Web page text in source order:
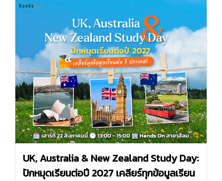
UK, Australia & New Zealand Study Day:
ปักหมุดเรียนต่อปี 2027 เคลียร์ทุกข้อมูลเรียน